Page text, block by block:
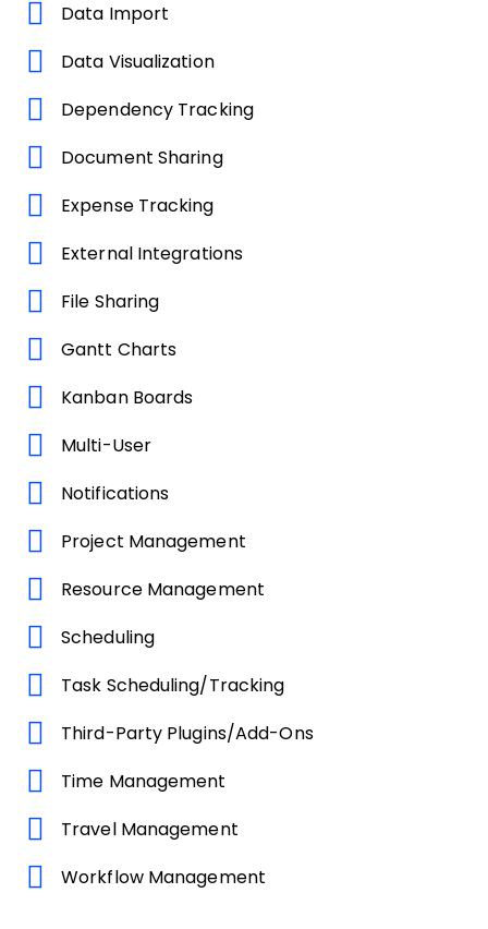
Data Import
Data Visualization
Dependency Tracking
Document Sharing
Expense Tracking
External Integrations
File Sharing
Gantt Charts
Kanban Boards
Multi-User
Notifications
Project Management
Resource Management
Scheduling
Task Scheduling/Tracking
Third-Party Plugins/Add-Ons
Time Management
Travel Management
Workflow Management